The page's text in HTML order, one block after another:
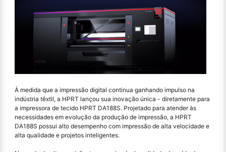
À medida que a impressão digital continua ganhando impulso na
indústria têxtil, a HPRT lançou sua inovação única - diretamente para
a impressora de tecido HPRT DA188S. Projetado para atender às
necessidades em evolução da produção de impressão, a HPRT
DA188S possui alto desempenho com impressão de alta velocidade e
alta qualidade e projetos inteligentes.